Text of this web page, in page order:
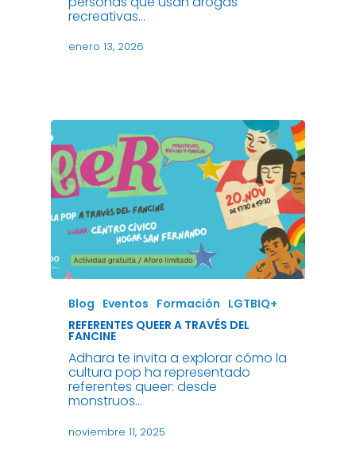
recreativas…
enero 13, 2026
Blog Eventos Formación LGTBIQ+
REFERENTES QUEER A TRAVÉS DEL
FANCINE
Adhara te invita a explorar cómo la
cultura pop ha representado
referentes queer: desde
monstruos…
noviembre 11, 2025